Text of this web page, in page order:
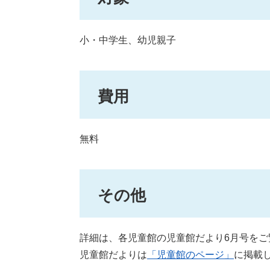
小・中学生、幼児親子
費用
無料
その他
詳細は、各児童館の児童館だより6月号をご
児童館だよりは 「児童館のページ」 に掲載